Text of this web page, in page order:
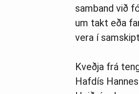
samband við
um takt eða
vera í
Kveðja frá
Hafdís